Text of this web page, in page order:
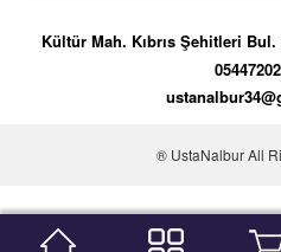
Kültür Mah. Kıbrıs Şehitleri
® UstaNalbur All